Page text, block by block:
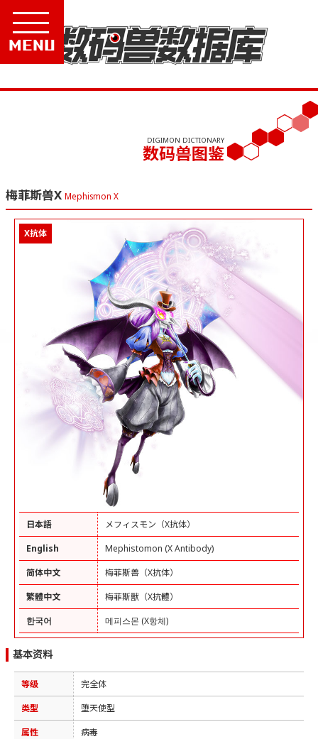
DIGIMON DICTIONARY
数码兽图鉴
梅菲斯兽X Mephismon X
X抗体
日本語
メフィスモン（X抗体）
English
Mephistomon (X Antibody)
简体中文
梅菲斯兽（X抗体）
繁體中文
梅菲斯獸（X抗體）
한국어
메피스몬 (X항체)
基本资料
等级
完全体
类型
堕天使型
属性
病毒